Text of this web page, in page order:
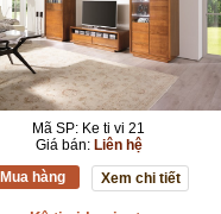
Mã SP: Ke ti vi 21
Giá bán: Liên hệ
Mua hàng
Xem chi tiết